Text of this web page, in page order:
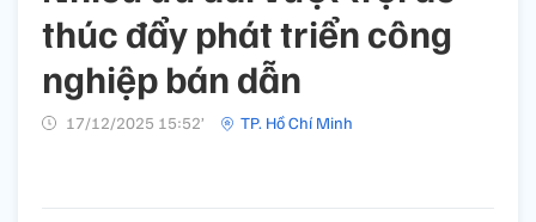
thúc đẩy phát triển công
nghiệp bán dẫn
17/12/2025 15:52’ TP. Hồ Chí Minh